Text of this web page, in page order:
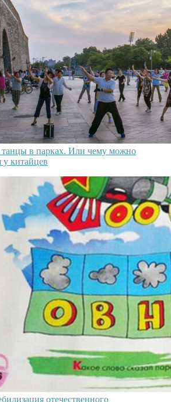
танцы в парках. Или чему можно
у китайцев
отечественного